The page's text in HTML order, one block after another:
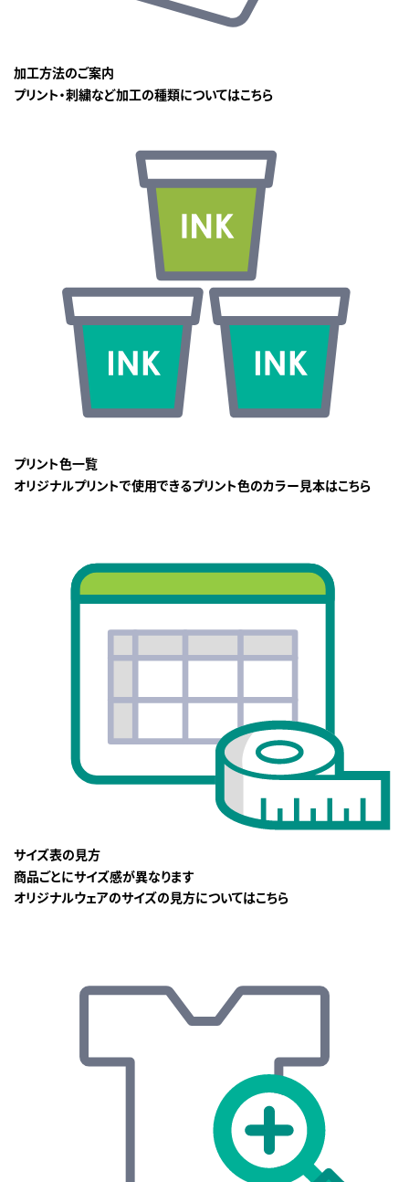
加工方法のご案内
プリント・刺繍など加工の種類についてはこちら
プリント色一覧
オリジナルプリントで使用できるプリント色のカラー見本はこちら
サイズ表の見方
商品ごとにサイズ感が異なります
オリジナルウェアのサイズの見方についてはこちら